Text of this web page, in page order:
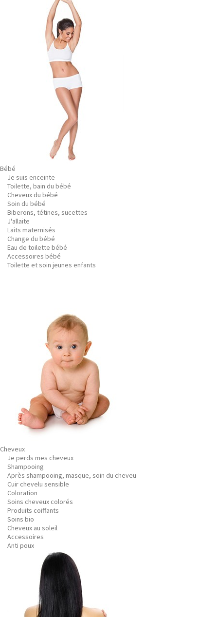
Bébé
Je suis enceinte
Toilette, bain du bébé
Cheveux du bébé
Soin du bébé
Biberons, tétines, sucettes
J'allaite
Laits maternisés
Change du bébé
Eau de toilette bébé
Accessoires bébé
Toilette et soin jeunes enfants
Cheveux
Je perds mes cheveux
Shampooing
Après shampooing, masque, soin du cheveu
Cuir chevelu sensible
Coloration
Soins cheveux colorés
Produits coiffants
Soins bio
Cheveux au soleil
Accessoires
Anti poux